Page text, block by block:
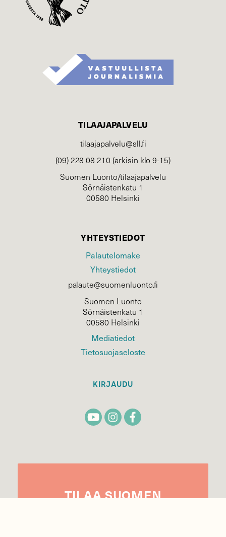
TILAAJAPALVELU
tilaajapalvelu@sll.fi
(09) 228 08 210 (arkisin klo 9-15)
Suomen Luonto/tilaajapalvelu
Sörnäistenkatu 1
00580 Helsinki
YHTEYSTIEDOT
Palautelomake
Yhteystiedot
palaute@suomenluonto.fi
Suomen Luonto
Sörnäistenkatu 1
00580 Helsinki
Mediatiedot
Tietosuojaseloste
KIRJAUDU
TILAASUOMEN